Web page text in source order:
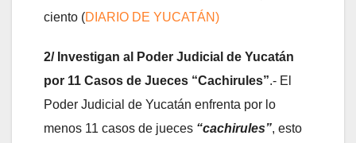
ciento (DIARIO DE YUCATÁN)
2/ Investigan al Poder Judicial de Yucatán
por 11 Casos de Jueces “Cachirules”.- El
Poder Judicial de Yucatán enfrenta por lo
menos 11 casos de jueces “cachirules”, esto